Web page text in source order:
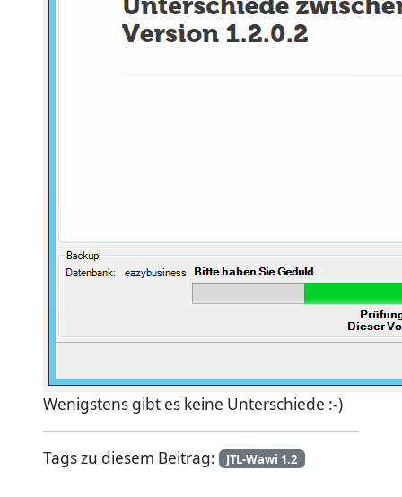
Wenigstens gibt es keine Unterschiede :-)
Tags zu diesem Beitrag: JTL-Wawi 1.2